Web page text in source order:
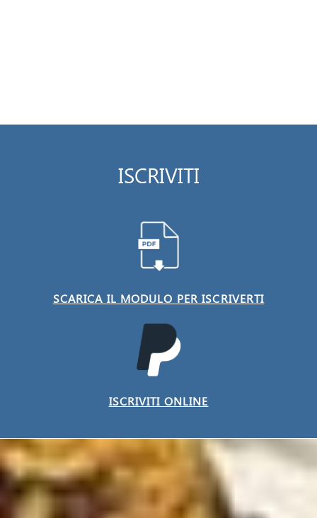
ISCRIVITI
SCARICA IL MODULO PER ISCRIVERTI
ISCRIVITI ONLINE